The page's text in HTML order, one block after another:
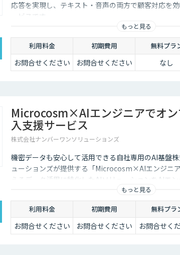
応答を実現し、テキスト・音声の両方で顧客対応を
ービスです。
もっと見る
利用料金 初期費用 無料プラ
お問合せください お問合せください なし
Microcosm×AIエンジニアでオン
入支援サービス
株式会社ナンバーワンソリューションズ
機密データも安心して活用できる自社専用のAI基盤
ューションズが提供する「Microcosm×AIエンジニ
えるデータ活用に特化したAIソリューションをAIエ
わせてカスタマイズするサービスです。社内に眠る
して生まれ変わらせることができます。
もっと見る
利用料金 初期費用 無料プラ
お問合せください お問合せください お問合せく